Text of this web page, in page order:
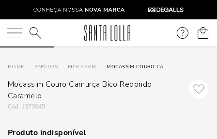
O que você está procurando?
SAPATOS MOCASSIM MOCASSIM COURO CAMURÇA BICO REDONDO CARAMELO
Mocassim Couro Camurça Bico Redondo
Caramelo
: 1379045
Produto indisponível